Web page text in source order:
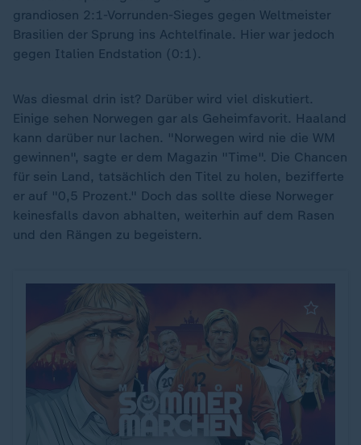
grandiosen 2:1-Vorrunden-Sieges gegen Weltmeister
Brasilien der Sprung ins Achtelfinale. Hier war jedoch
gegen Italien Endstation (0:1).
Was diesmal drin ist? Darüber wird viel diskutiert.
Einige sehen Norwegen gar als Geheimfavorit. Haaland
kann darüber nur lachen. "Norwegen wird nie die WM
gewinnen", sagte er dem Magazin "Time". Die Chancen
für sein Land, tatsächlich den Titel zu holen, bezifferte
er auf "0,5 Prozent." Doch das sollte diese Norweger
keinesfalls davon abhalten, weiterhin auf dem Rasen
und den Rängen zu begeistern.